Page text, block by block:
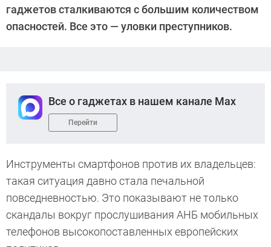
гаджетов сталкиваются с большим количеством
опасностей. Все это — уловки преступников.
Все о гаджетах в нашем канале Max
Перейти
Инструменты смартфонов против их владельцев:
такая ситуация давно стала печальной
повседневностью. Это показывают не только
скандалы вокруг прослушивания АНБ мобильных
телефонов высокопоставленных европейских